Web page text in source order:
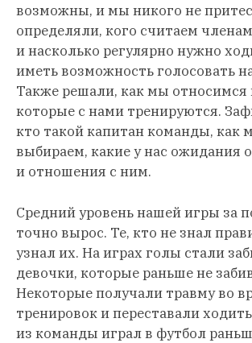
возможны, и мы никого не
определяли, кого считаем
и насколько регулярно нужно
иметь возможность голосовать
Также решали, как мы относимся
которые с нами тренируются.
кто такой капитан команды, как
выбираем, какие у нас ожидания
и отношения с ним.
Средний уровень нашей игры за
точно вырос. Те, кто не знал
узнал их. На играх голы стали
девочки, которые раньше не
Некоторые получали травму во
тренировок и переставали
из команды играл в футбол